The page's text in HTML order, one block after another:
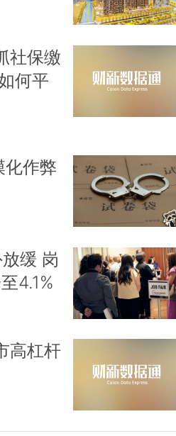
社保缴
何平
化作弊
缓 岗
4.1%
高杠杆